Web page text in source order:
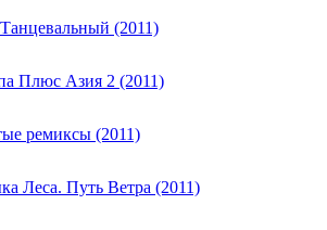
(2011)
Плюс Азия 2 (2011)
ремиксы (2011)
Леса. Путь Ветра (2011)